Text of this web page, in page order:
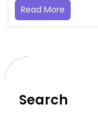
Read More
Search